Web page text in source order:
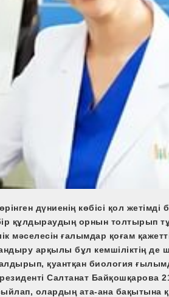
дүниенің көбісі қол жетімді
құлдыраудың орнын толтырып
мәселесін ғалымдар қоғам
арқылы бұл кемшіліктің де
қуантқан биология
Салтанат Байқошқарова
олардың ата-ана бақытына